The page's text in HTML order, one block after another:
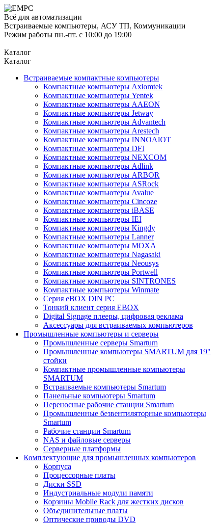
Всё для автоматизации
Встраиваемые компьютеры, АСУ ТП, Коммуникации
Режим работы пн.-пт. с 10:00 до 19:00
Каталог
Каталог
Встраиваемые компактные компьютеры
Компактные компьютеры Axiomtek
Компактные компьютеры Yentek
Компактные компьютеры AAEON
Компактные компьютеры Jetway
Компактные компьютеры Advantech
Компактные компьютеры Arestech
Компактные компьютеры INNOAIOT
Компактные компьютеры DFI
Компактные компьютеры NEXCOM
Компактные компьютеры Adlink
Компактные компьютеры ARBOR
Компактные компьютеры ASRock
Компактные компьютеры Avalue
Компактные компьютеры Cincoze
Компактные компьютеры iBASE
Компактные компьютеры IEI
Компактные компьютеры Kingdy
Компактные компьютеры Lanner
Компактные компьютеры MOXA
Компактные компьютеры Nagasaki
Компактные компьютеры Neousys
Компактные компьютеры Portwell
Компактные компьютеры SINTRONES
Компактные компьютеры Winmate
Серия eBOX DIN PC
Тонкий клиент серия EBOX
Digital Signage плееры, цифровая реклама
Аксессуары для встраиваемых компьютеров
Промышленные компьютеры и серверы
Промышленные серверы Smartum
Промышленные компьютеры SMARTUM для 19"
стойки
Компактные промышленные компьютеры
SMARTUM
Встраиваемые компьютеры Smartum
Панельные компьютеры Smartum
Переносные рабочие станции Smartum
Промышленные безвентиляторные компьютеры
Smartum
Рабочие станции Smartum
NAS и файловые серверы
Серверные платформы
Комплектующие для промышленных компьютеров
Корпуса
Процессорные платы
Диски SSD
Индустриальные модули памяти
Корзины Mobile Rack для жестких дисков
Объединительные платы
Оптические приводы DVD